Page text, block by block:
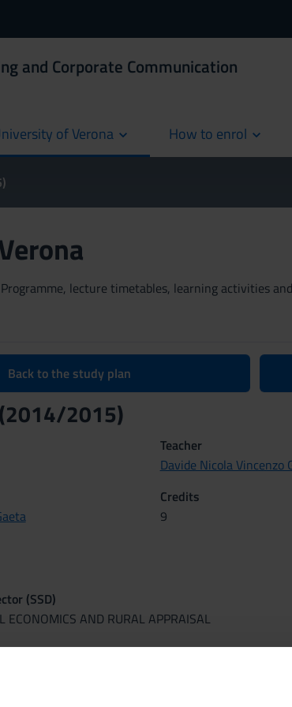
and Corporate Communication
of Verona How to enrol
lecture timetables, learning activities
Back to the study plan
2015)
Teacher
Davide Nicola Vincenzo
Credits
9
(SSD)
ECONOMICS AND RURAL APPRAISAL
2014 al Jan 9, 2015.